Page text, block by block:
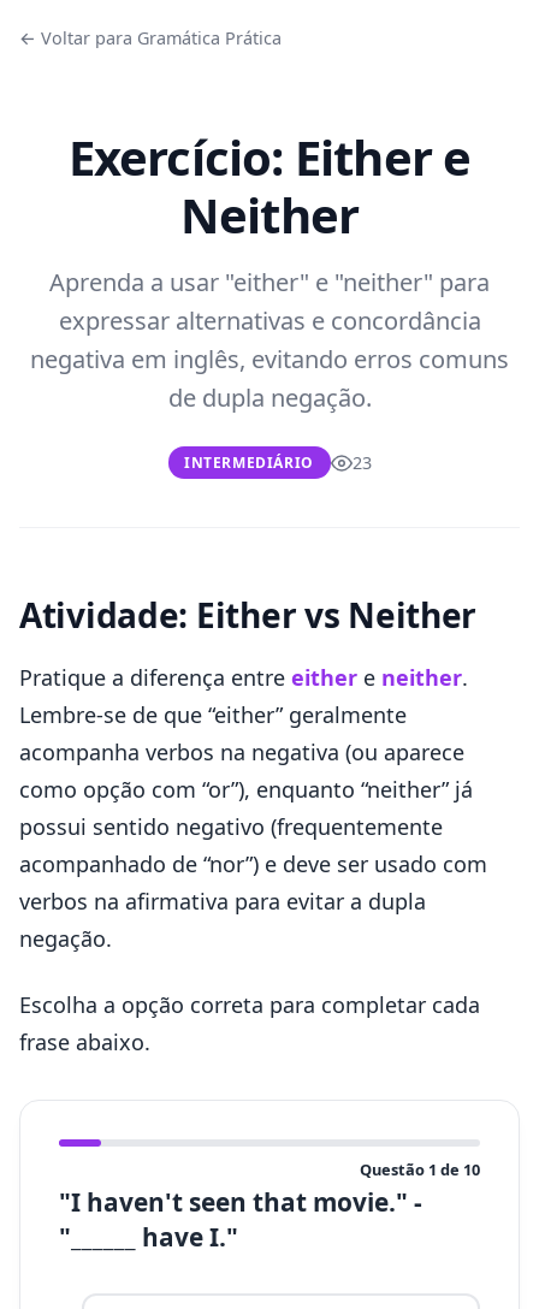
← Voltar para Gramática Prática
Exercício: Either e
Neither
Aprenda a usar "either" e "neither" para
expressar alternativas e concordância
negativa em inglês, evitando erros comuns
de dupla negação.
INTERMEDIÁRIO 23
Atividade: Either vs Neither
Pratique a diferença entre either e neither.
Lembre-se de que “either” geralmente
acompanha verbos na negativa (ou aparece
como opção com “or”), enquanto “neither” já
possui sentido negativo (frequentemente
acompanhado de “nor”) e deve ser usado com
verbos na afirmativa para evitar a dupla
negação.
Escolha a opção correta para completar cada
frase abaixo.
Questão 1 de 10
"I haven't seen that movie." -
"______ have I."